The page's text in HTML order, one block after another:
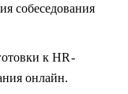
собеседования
к HR-
онлайн.